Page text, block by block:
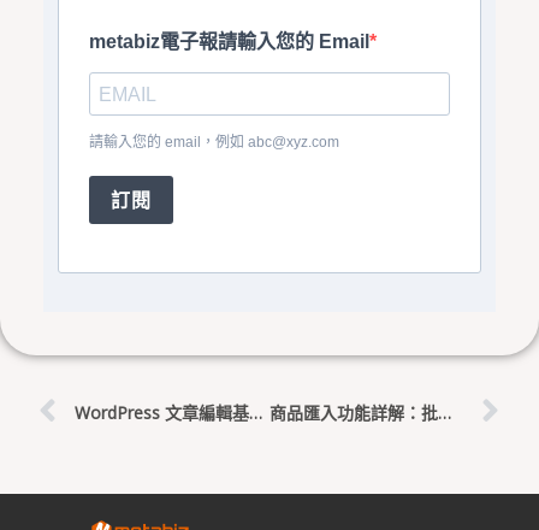
metabiz電子報請輸入您的 Email
請輸入您的 email，例如 abc@xyz.com
訂閱
WordPress 文章編輯基礎：寫作、排版與發佈的全攻略 商品匯入功能詳解：批量管理商品的最佳方法